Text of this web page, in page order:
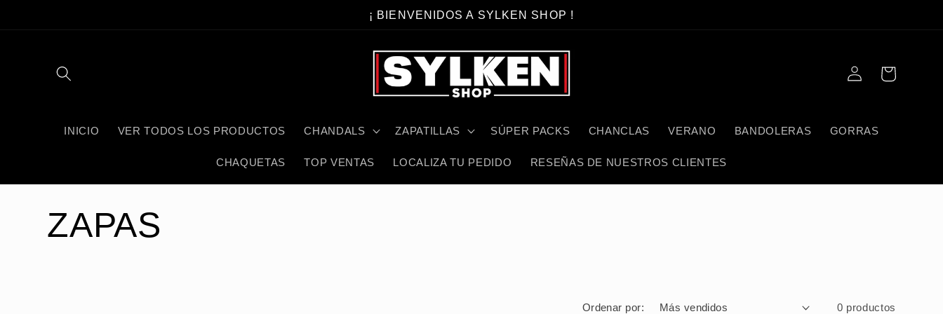
¡ BIENVENIDOS A SYLKEN SHOP !
INICIO VER TODOS LOS PRODUCTOS CHANDALS ZAPATILLAS SÚPER PACKS CHANCLAS VERANO BANDOLERAS GORRAS
CHAQUETAS TOP VENTAS LOCALIZA TU PEDIDO RESEÑAS DE NUESTROS CLIENTES
Iniciar
sesión
Carrito
C
ZAPAS
Ordenar por: 0 productos